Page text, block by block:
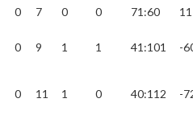
0 7 0 0 71:60 11
0 9 1 1 41:101 -
0 11 1 0 40:112 -